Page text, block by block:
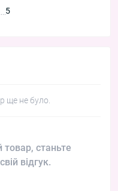
5
ще не було.
товар, станьте
відгук.